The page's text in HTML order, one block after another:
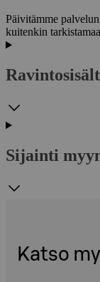
Päivitämme
kuitenkin
Sijainti
Katso